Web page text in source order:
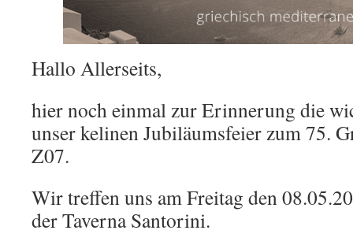
Hallo Allerseits,
hier noch einmal zur Erinnerung die
unser kelinen Jubiläumsfeier zum 75.
Z07.
Wir treffen uns am Freitag den
der Taverna Santorini.